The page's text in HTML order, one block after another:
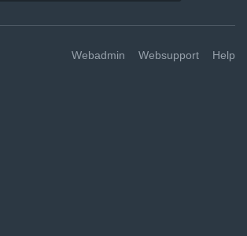
Webadmin Websupport Help